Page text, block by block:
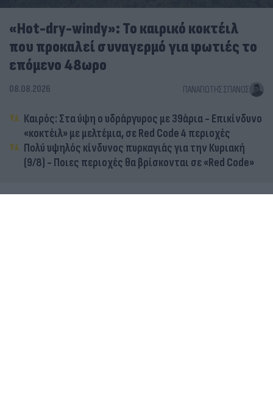
«Hot-dry-windy»: Το καιρικό κοκτέιλ
που προκαλεί συναγερμό για φωτιές το
επόμενο 48ωρο
08.08.2026 ΠΑΝΑΓΙΏΤΗΣ ΣΠΑΝΌΣ
Καιρός: Στα ύψη ο υδράργυρος με 39άρια - Επικίνδυνο
«κοκτέιλ» με μελτέμια, σε Red Code 4 περιοχές
Πολύ υψηλός κίνδυνος πυρκαγιάς για την Κυριακή
(9/8) - Ποιες περιοχές θα βρίσκονται σε «Red Code»